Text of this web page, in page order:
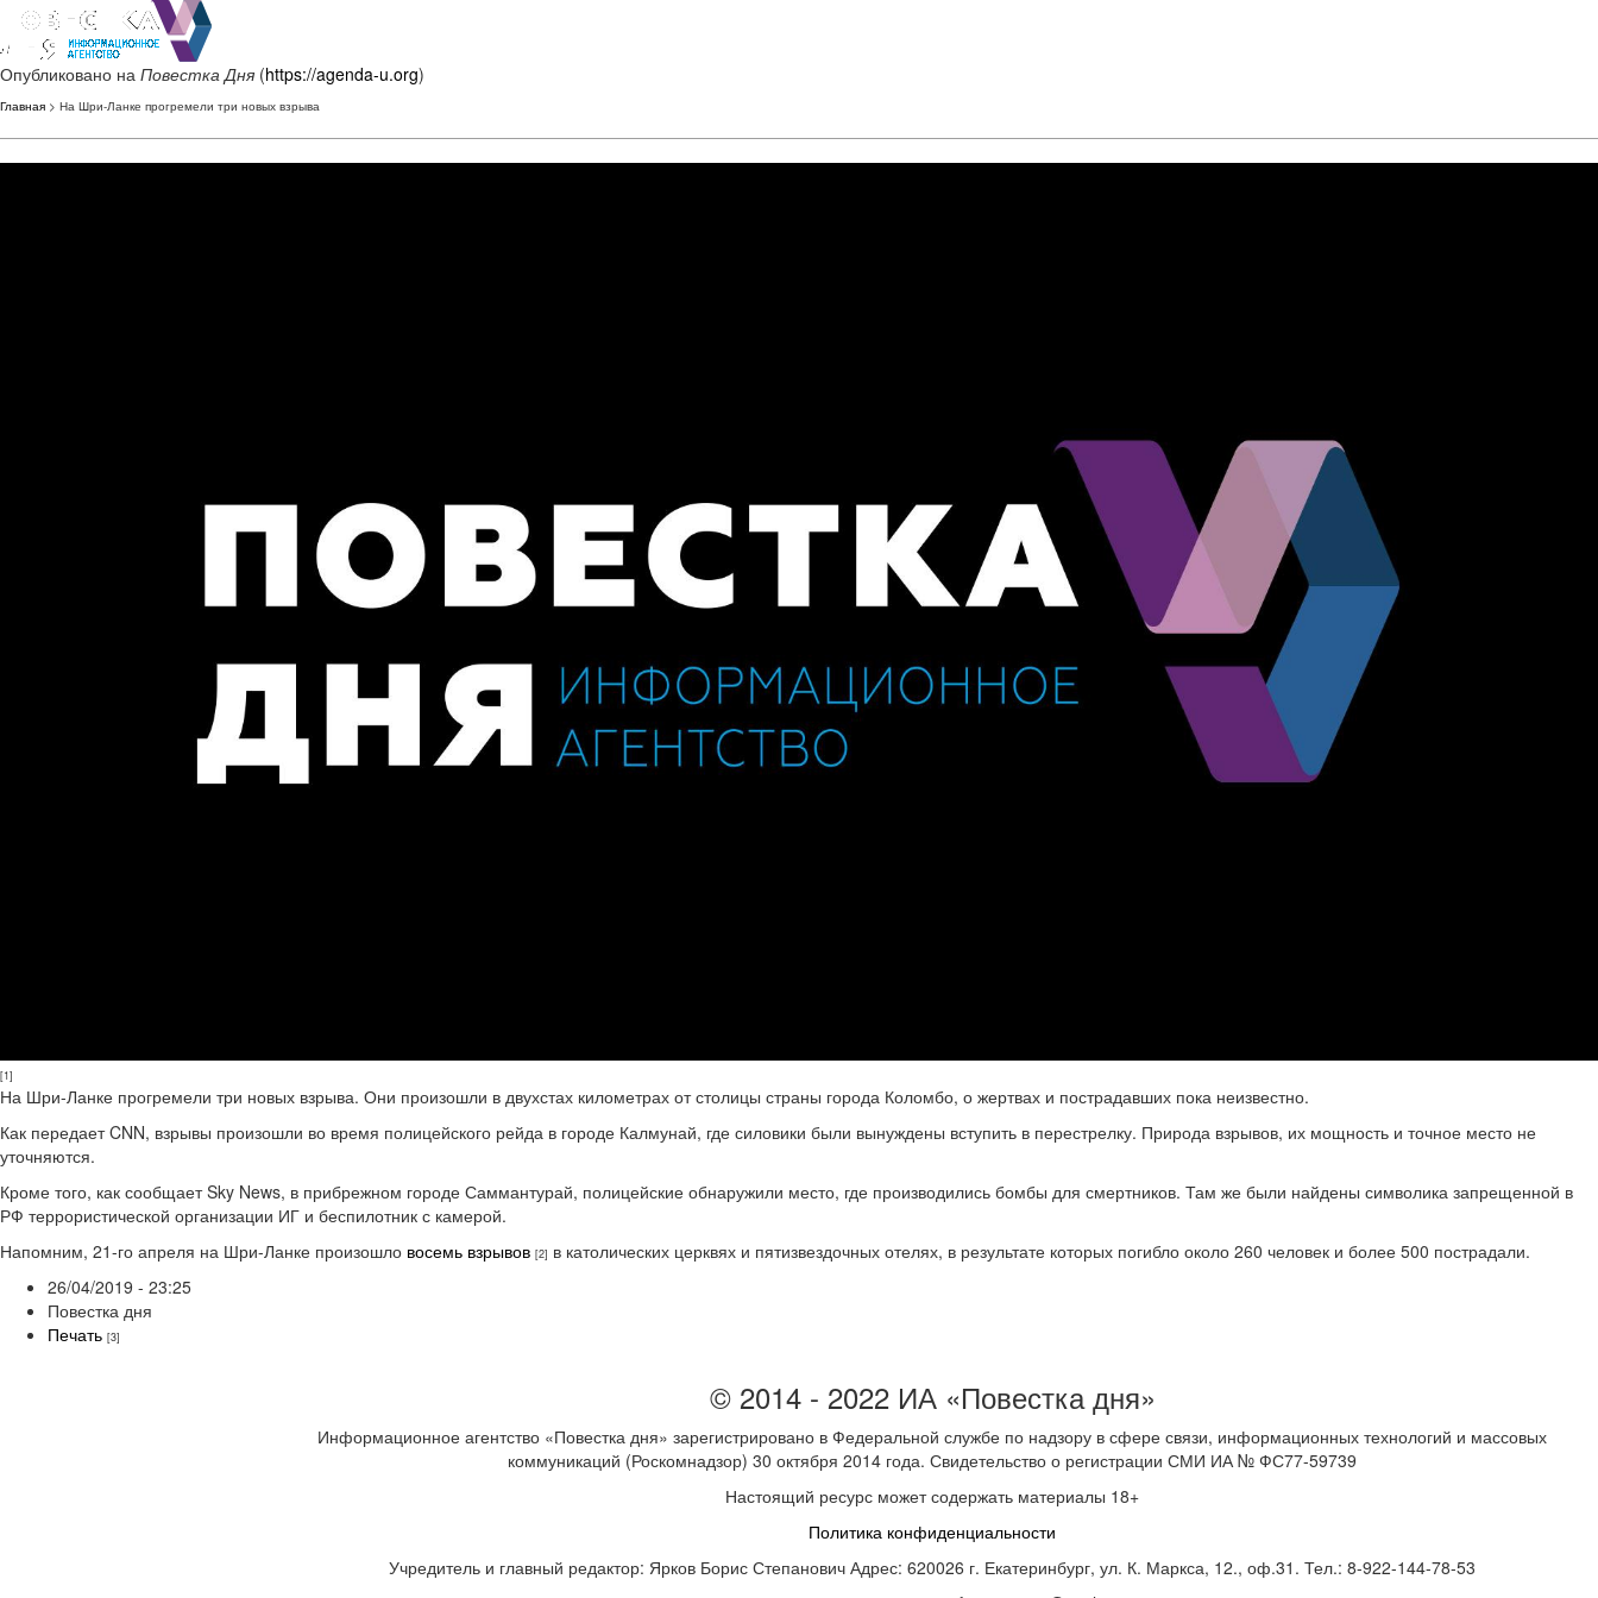
Опубликовано на Повестка Дня (https://agenda-u.org)
Главная > На Шри-Ланке прогремели три новых взрыва
[1]
На Шри-Ланке прогремели три новых взрыва. Они произошли в двухстах километрах от столицы страны города Коломбо, о жертвах и пострадавших пока неизвестно.
Как передает CNN, взрывы произошли во время полицейского рейда в городе Калмунай, где силовики были вынуждены вступить в перестрелку. Природа взрывов, их мощность и точное место не
уточняются.
Кроме того, как сообщает Sky News, в прибрежном городе Саммантурай, полицейские обнаружили место, где производились бомбы для смертников. Там же были найдены символика запрещенной в
РФ террористической организации ИГ и беспилотник с камерой.
Напомним, 21-го апреля на Шри-Ланке произошло восемь взрывов [2] в католических церквях и пятизвездочных отелях, в результате которых погибло около 260 человек и более 500 пострадали.
26/04/2019 - 23:25
Повестка дня
Печать [3]
© 2014 - 2022 ИА «Повестка дня»
Информационное агентство «Повестка дня» зарегистрировано в Федеральной службе по надзору в сфере связи, информационных технологий и массовых
коммуникаций (Роскомнадзор) 30 октября 2014 года. Свидетельство о регистрации СМИ ИА № ФС77-59739
Настоящий ресурс может содержать материалы 18+
Политика конфиденциальности
Учредитель и главный редактор: Ярков Борис Степанович Адрес: 620026 г. Екатеринбург, ул. К. Маркса, 12., оф.31. Тел.: 8-922-144-78-53